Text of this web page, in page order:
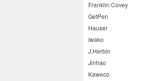
Franklin Covey
GetPen
Hauser
Iwako
J.Herbin
Jinhao
Kaweco